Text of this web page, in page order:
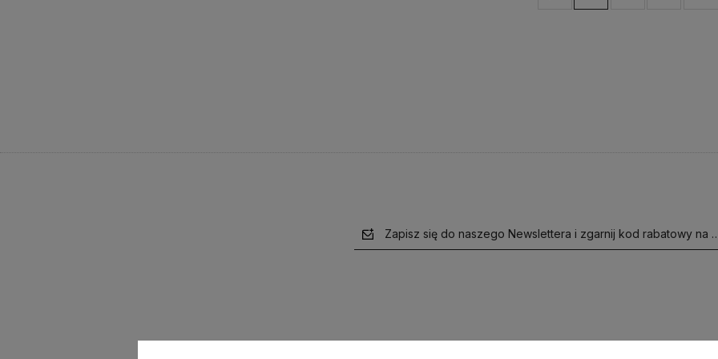
Zapisz się do naszego Newslettera i zgarnij kod rabatowy na